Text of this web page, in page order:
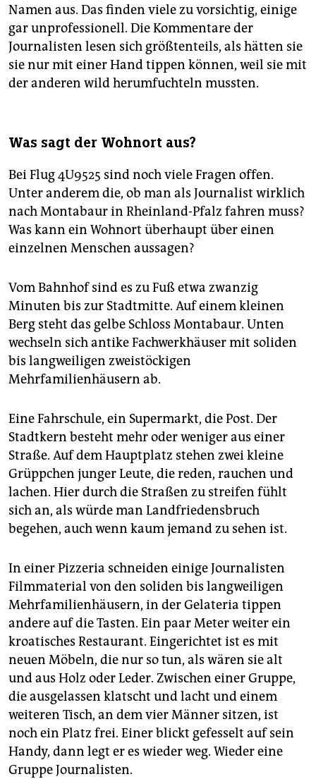
Namen aus. Das finden viele zu vorsichtig, einige
gar unprofessionell. Die Kommentare der
Journalisten lesen sich größtenteils, als hätten sie
sie nur mit einer Hand tippen können, weil sie mit
der anderen wild herumfuchteln mussten.
Was sagt der Wohnort aus?
Bei Flug 4U9525 sind noch viele Fragen offen.
Unter anderem die, ob man als Journalist wirklich
nach Montabaur in Rheinland-Pfalz fahren muss?
Was kann ein Wohnort überhaupt über einen
einzelnen Menschen aussagen?
Vom Bahnhof sind es zu Fuß etwa zwanzig
Minuten bis zur Stadtmitte. Auf einem kleinen
Berg steht das gelbe Schloss Montabaur. Unten
wechseln sich antike Fachwerkhäuser mit soliden
bis langweiligen zweistöckigen
Mehrfamilienhäusern ab.
Eine Fahrschule, ein Supermarkt, die Post. Der
Stadtkern besteht mehr oder weniger aus einer
Straße. Auf dem Hauptplatz stehen zwei kleine
Grüppchen junger Leute, die reden, rauchen und
lachen. Hier durch die Straßen zu streifen fühlt
sich an, als würde man Landfriedensbruch
begehen, auch wenn kaum jemand zu sehen ist.
In einer Pizzeria schneiden einige Journalisten
Filmmaterial von den soliden bis langweiligen
Mehrfamilienhäusern, in der Gelateria tippen
andere auf die Tasten. Ein paar Meter weiter ein
kroatisches Restaurant. Eingerichtet ist es mit
neuen Möbeln, die nur so tun, als wären sie alt
und aus Holz oder Leder. Zwischen einer Gruppe,
die ausgelassen klatscht und lacht und einem
weiteren Tisch, an dem vier Männer sitzen, ist
noch ein Platz frei. Einer blickt gefesselt auf sein
Handy, dann legt er es wieder weg. Wieder eine
Gruppe Journalisten.